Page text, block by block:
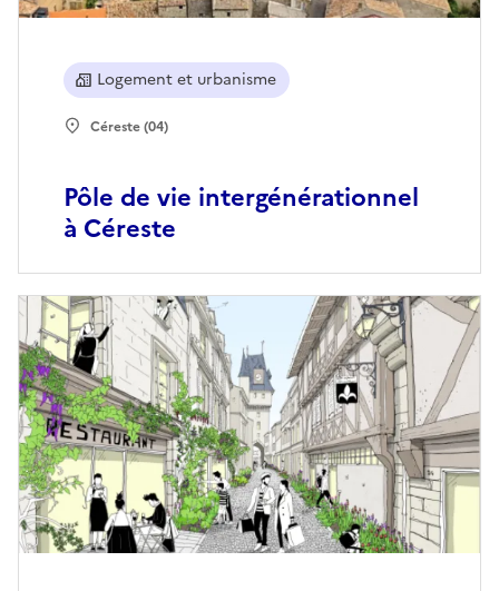
Pôle de vie intergénérationnel
à Céreste
Logement et urbanisme
Céreste (04)